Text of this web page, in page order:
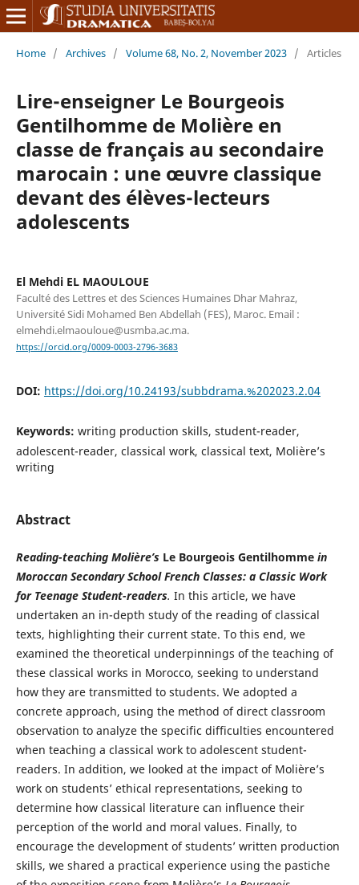
Home / Archives / Volume 68, No. 2, November 2023 / Articles
Lire-enseigner Le Bourgeois
Gentilhomme de Molière en
classe de français au secondaire
marocain : une œuvre classique
devant des élèves-lecteurs
adolescents
El Mehdi EL MAOULOUE
Faculté des Lettres et des Sciences Humaines Dhar Mahraz,
Université Sidi Mohamed Ben Abdellah (FES), Maroc. Email :
elmehdi.elmaouloue@usmba.ac.ma.
https://orcid.org/0009-0003-2796-3683
DOI: https://doi.org/10.24193/subbdrama.%202023.2.04
Keywords: writing production skills, student-reader,
adolescent-reader, classical work, classical text, Molière’s
writing
Abstract
Reading-teaching Molière’s Le Bourgeois Gentilhommein
Moroccan Secondary School French Classes: a Classic Work
for Teenage Student-readers. In this article, we have
undertaken an in-depth study of the reading of classical
texts, highlighting their current state. To this end, we
examined the theoretical underpinnings of the teaching of
these classical works in Morocco, seeking to understand
how they are transmitted to students. We adopted a
concrete approach, using the method of direct classroom
observation to analyze the specific difficulties encountered
when teaching a classical work to adolescent student-
readers. In addition, we looked at the impact of Molière’s
work on students’ ethical representations, seeking to
determine how classical literature can influence their
perception of the world and moral values. Finally, to
encourage the development of students’ written production
skills, we shared a practical experience using the pastiche